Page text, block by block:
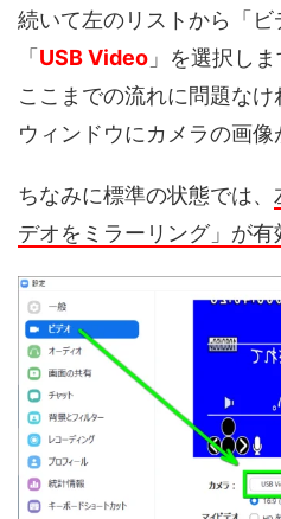
続いて左のリストから「
「 USB Video 」を選択しま
ここまでの流れに問題な
ウィンドウにカメラの画像
ちなみに標準の状態では、
デオをミラーリング」が有